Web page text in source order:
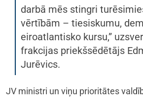
darbā mēs stingri
vērtībām – tiesiskumu,
eiroatlantisko kursu,”
frakcijas priekšsēdētājs
Jurēvics.
JV ministri un viņu prioritātes